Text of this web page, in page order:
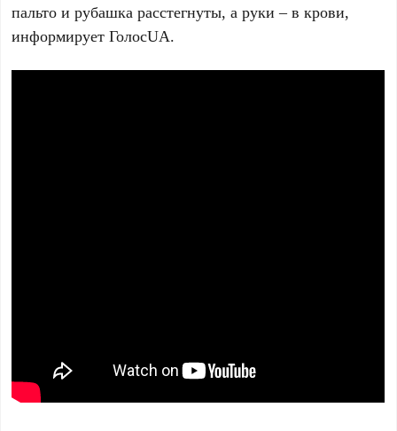
пальто и рубашка расстегнуты, а руки – в крови,
информирует ГолосUA.